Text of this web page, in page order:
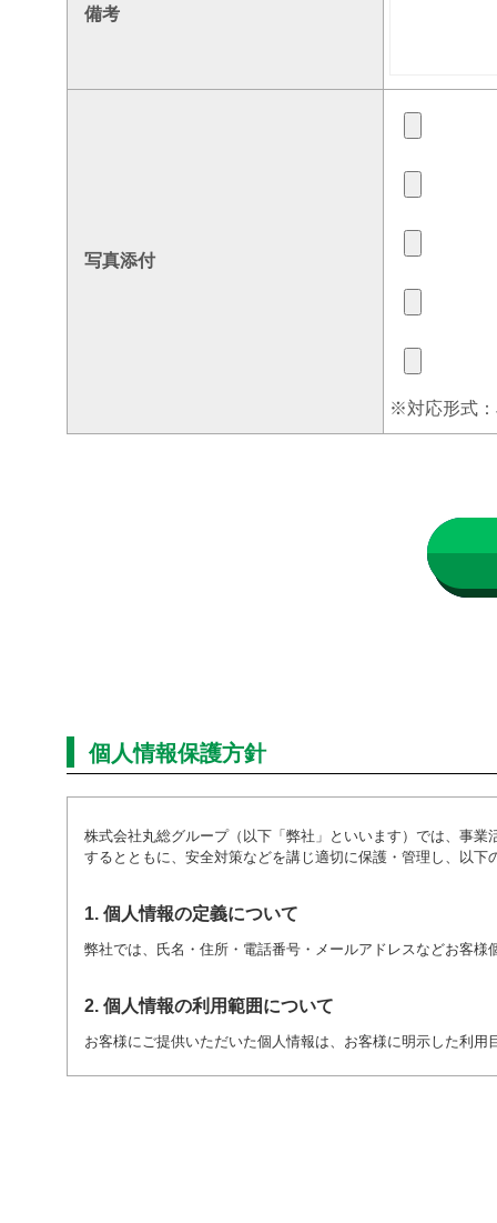
備考
写真添付
※対応形式：
個人情報保護方針
株式会社丸総グループ（以下「弊社」といいます）では、事
するとともに、安全対策などを講じ適切に保護・管理し、以下
1. 個人情報の定義について
弊社では、氏名・住所・電話番号・メールアドレスなどお客
2. 個人情報の利用範囲について
お客様にご提供いただいた個人情報は、お客様に明示した利用